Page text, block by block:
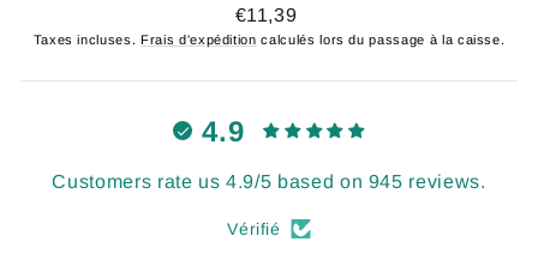
Prix
régulier
€11,39
Taxes incluses. Frais d'expédition calculés lors du passage à la caisse.
4.9
Customers rate us 4.9/5 based on 945 reviews.
Vérifié